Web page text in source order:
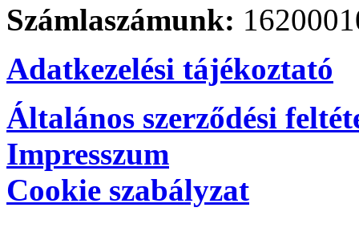
Számlaszámunk:
Adatkezelési tájékoztató
Általános szerződési
Impresszum
Cookie szabályzat